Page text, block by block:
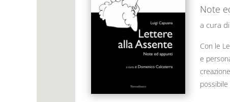
Note
a cura
Con le
e